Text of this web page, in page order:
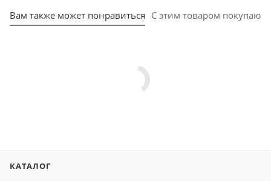
Вам также может понравиться С этим товаром покупают
КАТАЛОГ